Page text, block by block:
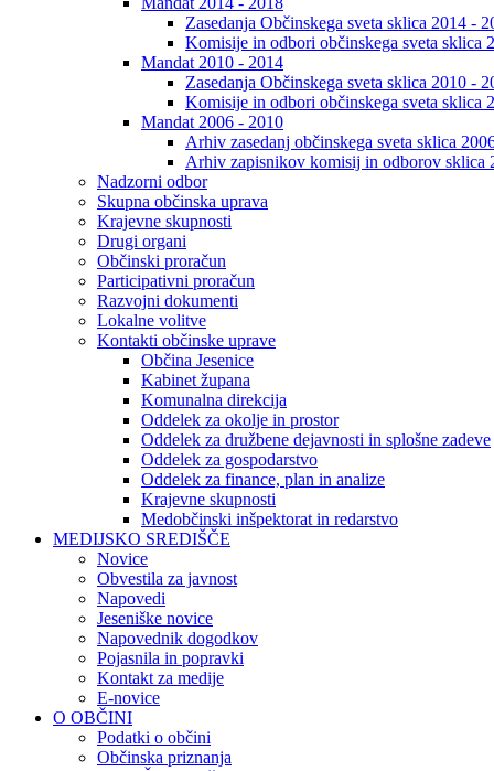
Zasedanja Občinskega sveta sklica 2014 -
Komisije in odbori občinskega sveta sklica
Mandat 2010 - 2014
Zasedanja Občinskega sveta sklica 2010 -
Komisije in odbori občinskega sveta sklica
Mandat 2006 - 2010
Arhiv zasedanj občinskega sveta sklica
Arhiv zapisnikov komisij in odborov sklica
Nadzorni odbor
Skupna občinska uprava
Krajevne skupnosti
Drugi organi
Občinski proračun
Participativni proračun
Razvojni dokumenti
Lokalne volitve
Kontakti občinske uprave
Občina Jesenice
Kabinet župana
Komunalna direkcija
Oddelek za okolje in prostor
Oddelek za družbene dejavnosti in splošne zadeve
Oddelek za gospodarstvo
Oddelek za finance, plan in analize
Krajevne skupnosti
Medobčinski inšpektorat in redarstvo
MEDIJSKO SREDIŠČE
Novice
Obvestila za javnost
Napovedi
Jeseniške novice
Napovednik dogodkov
Pojasnila in popravki
Kontakt za medije
E-novice
O OBČINI
Podatki o občini
Občinska priznanja